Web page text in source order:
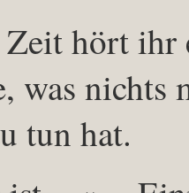
Zeit hört
was nichts
tun hat.